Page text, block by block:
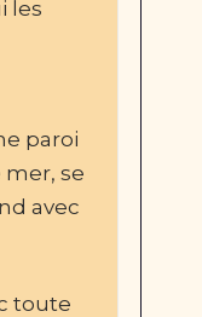
les
paroi
se
avec
toute